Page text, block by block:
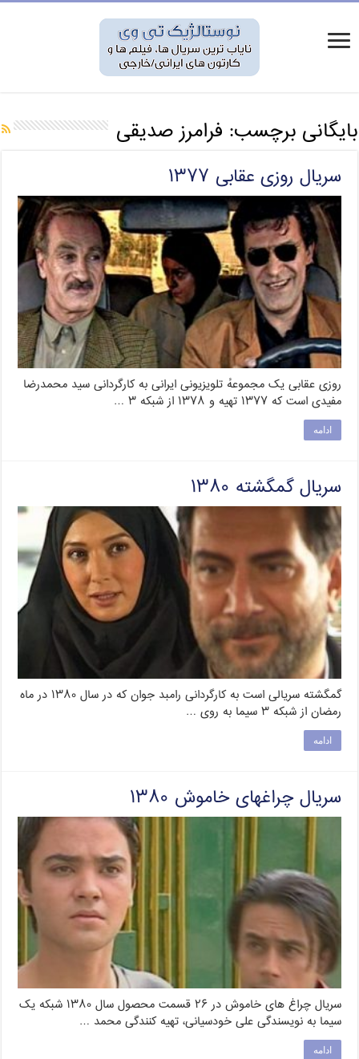
بایگانی برچسب: فرامرز صدیقی
سریال روزی عقابی ۱۳۷۷
روزی عقابی یک مجموعهٔ تلویزیونی ایرانی به کارگردانی سید محمدرضا
مفیدی است که ۱۳۷۷ تهیه و ۱۳۷۸ از شبکه ۳ …
ادامه
سریال گمگشته ۱۳۸۰
گمگشته سریالی است به کارگردانی رامبد جوان که در سال ۱۳۸۰ در ماه
رمضان از شبکه ۳ سیما به روی …
ادامه
سریال چراغهای خاموش ۱۳۸۰
سریال چراغ های خاموش در ۲۶ قسمت محصول سال ۱۳۸۰ شبکه یک
سیما به نویسندگی علی خودسیانی، تهیه کنندگی محمد …
ادامه